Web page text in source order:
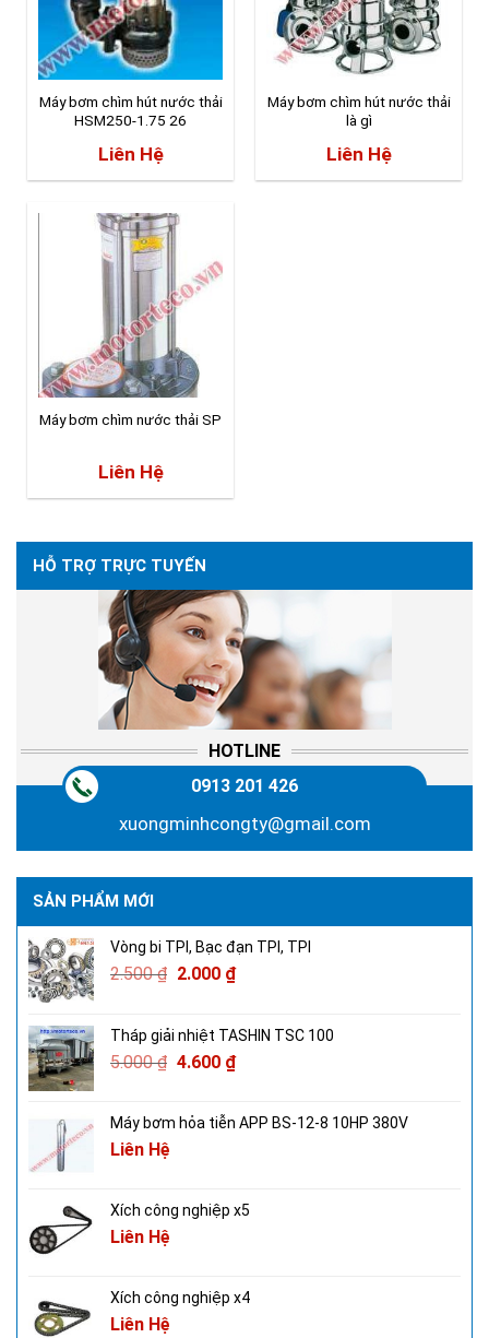
Máy bơm chìm hút nước thải
HSM250-1.75 26
Liên Hệ
Máy bơm chìm hút nước thải
là gì
Liên Hệ
Máy bơm chìm nước thải SP
Liên Hệ
HỖ TRỢ TRỰC TUYẾN
HOTLINE
0913 201 426
xuongminhcongty@gmail.com
SẢN PHẨM MỚI
Vòng bi TPI, Bạc đạn TPI, TPI
2.500₫ 2.000 ₫
Tháp giải nhiệt TASHIN TSC 100
5.000₫ 4.600 ₫
Máy bơm hỏa tiễn APP BS-12-8 10HP 380V
Liên Hệ
Xích công nghiệp x5
Liên Hệ
Xích công nghiệp x4
Liên Hệ